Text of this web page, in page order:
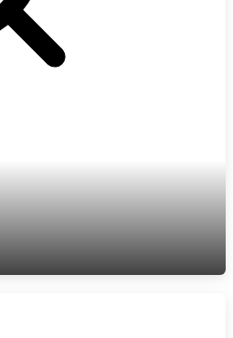
(lata 2007 – 2013)
(lata 2014 – 2020)
(lata 2021 – 2026)